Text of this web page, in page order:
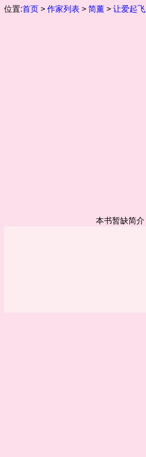
位置:首页 > 作家列表 > 简薰 > 让爱起飞
本书暂缺简介